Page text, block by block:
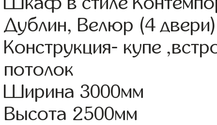
Дублин, Велюр (4 двери)
Конструкция- купе
потолок
Ширина 3000мм
Высота 2500мм